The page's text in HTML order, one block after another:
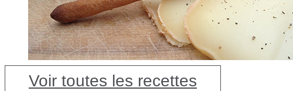
Voir toutes les recettes